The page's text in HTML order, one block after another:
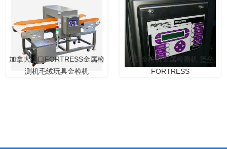
加拿大进口FORTRESS金属检
测机毛绒玩具金检机
进口金检机金属检测机 堡垒
FORTRESS